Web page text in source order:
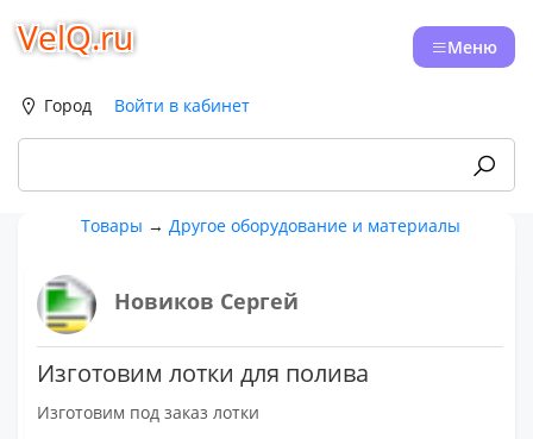
VelQ.ru Меню
Город Войти в кабинет
Товары → Другое оборудование и материалы
Новиков Сергей
Изготовим лотки для полива
Изготовим под заказ лотки